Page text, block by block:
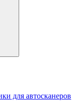
для автосканеров